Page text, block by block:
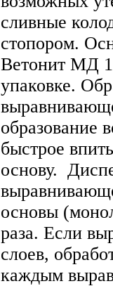
сливные
стопором.
Ветонит МД
упаковке.
образование
быстрое
основу.
основы
раза. Если
слоев,
каждым